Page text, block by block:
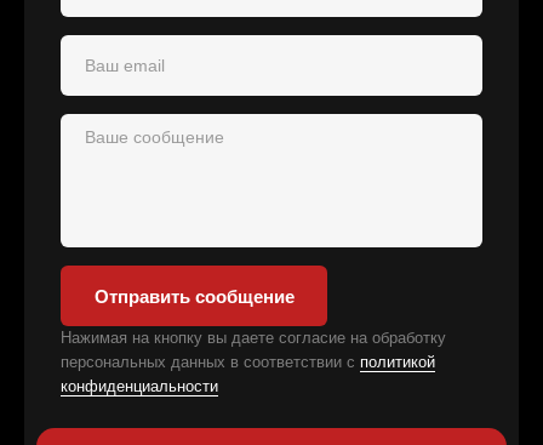
Отправить сообщение
Нажимая на кнопку вы даете согласие на обработку
персональных данных в соответствии с политикой
конфиденциальности